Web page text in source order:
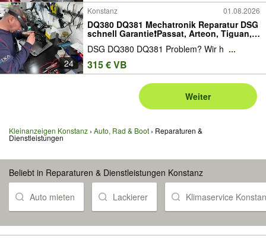
24
Konstanz 01.08.2026
DQ380 DQ381 Mechatronik Reparatur DSG
schnell Garantie❗Passat, Arteon, Tiguan,
Touran, T-Roc Audi A3, Q2, Q3, TT Škoda
Octavia, Superb, Karoq, Kodiaq SEAT
Leon, Ateca, Tarraco Cupra Leon,
Formentor
DSG DQ380 DQ381 Problem? Wir h ...
315 € VB
Weiter
Kleinanzeigen Konstanz Auto, Rad & Boot Reparaturen &
Dienstleistungen
Beliebt in Reparaturen & Dienstleistungen Konstanz
Auto mieten Lackierer Klimaservice